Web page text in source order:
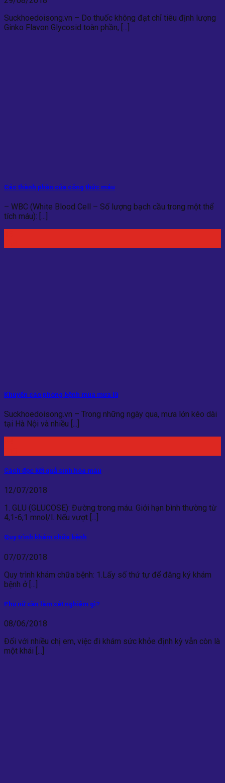
Suckhoedoisong.vn – Do thuốc không đạt chỉ tiêu định lượng
Ginko Flavon Glycosid toàn phần, [...]
Các thành phần của công thức máu
– WBC (White Blood Cell – Số lượng bạch cầu trong một thể
tích máu): [...]
Khuyến cáo phòng bệnh mùa mưa lũ
Suckhoedoisong.vn – Trong những ngày qua, mưa lớn kéo dài
tại Hà Nội và nhiều [...]
Cách đọc kết quả sinh hóa máu
12/07/2018
1. GLU (GLUCOSE): Đường trong máu. Giới hạn bình thường từ
4,1-6,1 mnol/l. Nếu vượt [...]
Quy trình khám chữa bệnh
07/07/2018
Quy trình khám chữa bệnh: 1.Lấy số thứ tự để đăng ký khám
bệnh ở [...]
Phụ nữ cần làm xét nghiệm gì?
08/06/2018
Đối với nhiều chị em, việc đi khám sức khỏe định kỳ vẫn còn là
một khái [...]